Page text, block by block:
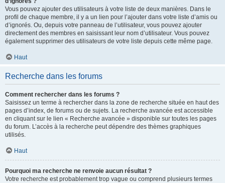
Vous pouvez ajouter des utilisateurs à votre liste de deux manières. Dans le
profil de chaque membre, il y a un lien pour l’ajouter dans votre liste d’amis ou
d’ignorés. Ou, depuis votre panneau de l’utilisateur, vous pouvez ajouter
directement des membres en saisissant leur nom d’utilisateur. Vous pouvez
également supprimer des utilisateurs de votre liste depuis cette même page.
Haut
Recherche dans les forums
Comment rechercher dans les forums ?
Saisissez un terme à rechercher dans la zone de recherche située en haut des
pages d’index, de forums ou de sujets. La recherche avancée est accessible
en cliquant sur le lien « Recherche avancée » disponible sur toutes les pages
du forum. L’accès à la recherche peut dépendre des thèmes graphiques
utilisés.
Haut
Pourquoi ma recherche ne renvoie aucun résultat ?
Votre recherche est probablement trop vague ou comprend plusieurs termes